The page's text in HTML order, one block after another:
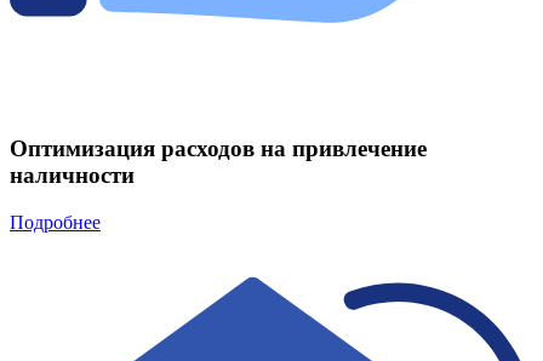
Оптимизация расходов на привлечение
наличности
Подробнее